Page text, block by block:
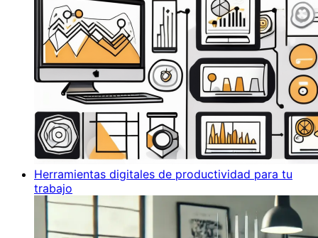
Herramientas digitales de productividad para tu
trabajo